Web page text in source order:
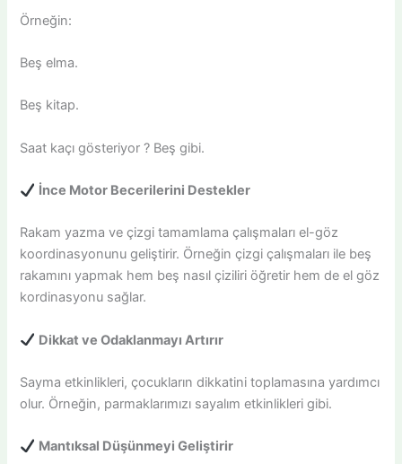
Örneğin:
Beş elma.
Beş kitap.
Saat kaçı gösteriyor ? Beş gibi.
İnce Motor Becerilerini Destekler
Rakam yazma ve çizgi tamamlama çalışmaları el-göz
koordinasyonunu geliştirir. Örneğin çizgi çalışmaları ile beş
rakamını yapmak hem beş nasıl çiziliri öğretir hem de el göz
kordinasyonu sağlar.
Dikkat ve Odaklanmayı Artırır
Sayma etkinlikleri, çocukların dikkatini toplamasına yardımcı
olur. Örneğin, parmaklarımızı sayalım etkinlikleri gibi.
Mantıksal Düşünmeyi Geliştirir